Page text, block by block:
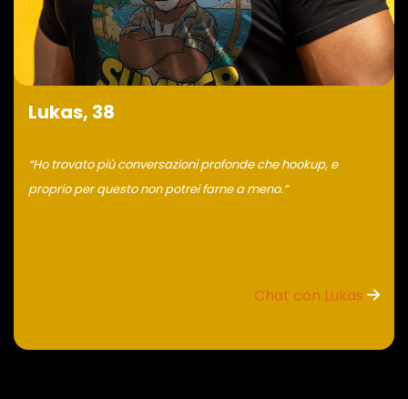
Lukas, 38
“Ho trovato più conversazioni profonde che hookup, e
proprio per questo non potrei farne a meno.”
Chat con Lukas